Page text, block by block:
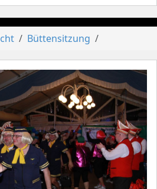
Büttensitzung